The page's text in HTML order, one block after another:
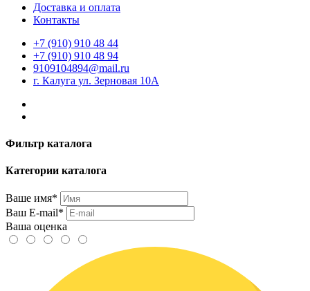
Доставка и оплата
Контакты
+7 (910) 910 48 44
+7 (910) 910 48 94
9109104894@mail.ru
г. Калуга ул. Зерновая 10А
Фильтр каталога
Категории каталога
Ваше имя*
Ваш E-mail*
Ваша оценка